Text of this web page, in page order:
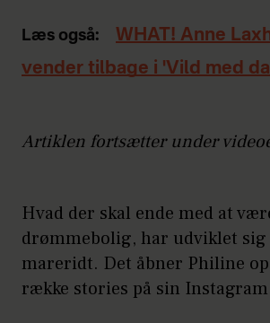
Læs også:
WHAT! Anne
vender tilbage i 'Vild med
Artiklen fortsætter under
Hvad der skal ende med at
drømmebolig, har udviklet
mareridt. Det åbner Philine
række stories på sin